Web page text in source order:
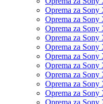
Oprema za Sony
Oprema za
Oprema za
Oprema za Sony
Oprema za Sony
Oprema za Sony
Oprema za Sony
Oprema za Sony
Oprema za Sony
Oprema za Sony
Oprema za Sony